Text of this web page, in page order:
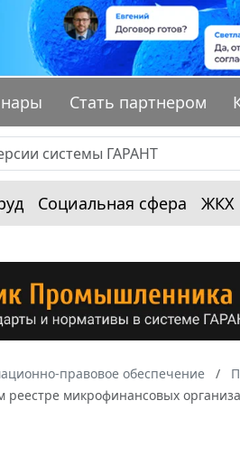
Стать партнером
Социальная сфера ЖКХ
правовое обеспечение
реестре микрофинансовых